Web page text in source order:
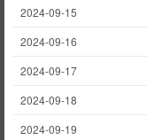
2024-09-15
2024-09-16
2024-09-17
2024-09-18
2024-09-19